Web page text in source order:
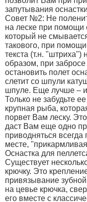
запутывания
Совет №2: Не
на леске при помощи
который не
такового, при помощи
текста (т.н.
образом, при
остановить полет
слетит со шпули
шпуле. Еще лучше –
Только не забудьте
крупная рыба,
порвет Вам леску.
даст Вам еще одно
приводняться
месте,
Оснастка для
Существует
крючку. Это
привязывание
на цевье крючка,
его вместе с